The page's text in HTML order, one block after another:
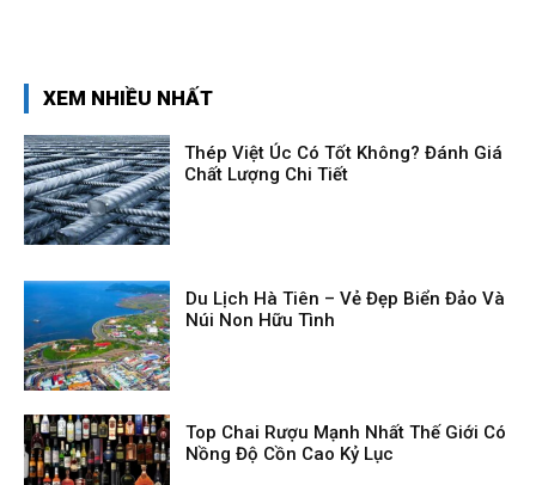
XEM NHIỀU NHẤT
Thép Việt Úc Có Tốt Không? Đánh Giá
Chất Lượng Chi Tiết
Du Lịch Hà Tiên – Vẻ Đẹp Biển Đảo Và
Núi Non Hữu Tình
Top Chai Rượu Mạnh Nhất Thế Giới Có
Nồng Độ Cồn Cao Kỷ Lục